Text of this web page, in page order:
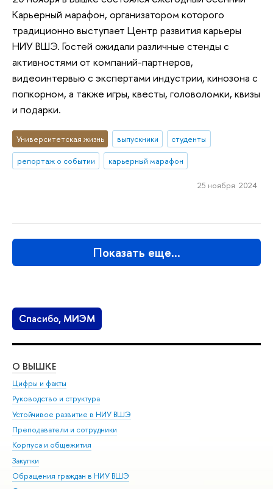
Спасибо, МИЭМ
Карьерный марафон, организатором которого
традиционно выступает Центр развития карьеры
НИУ ВШЭ. Гостей ожидали различные стенды с
активностями от компаний-партнеров,
видеоинтервью с экспертами индустрии, кинозона с
попкорном, а также игры, квесты, головоломки, квизы
и подарки.
Университетская жизнь выпускники
студенты
репортаж о событии
карьерный марафон
25 ноября 2024
Показать еще…
О ВЫШКЕ
Цифры и факты
Руководство и структура
Устойчивое развитие в НИУ ВШЭ
Преподаватели и сотрудники
Корпуса и общежития
Закупки
Обращения граждан в НИУ ВШЭ